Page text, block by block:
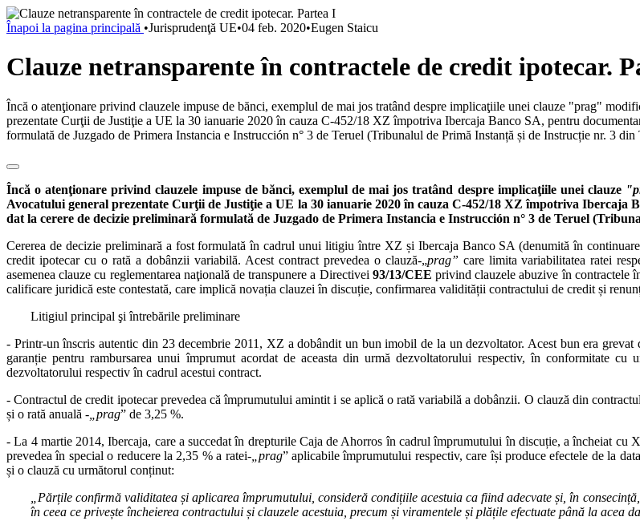
Înapoi la pagina principală •Jurisprudenţă UE•04 feb. 2020•Eugen Staicu
Clauze netransparente în contractele de credit ipotecar.
Încă o atenţionare privind clauzele impuse de bănci, exemplul de mai jos tratând despre implicaţiile unei clauze "prag"
prezentate Curţii de Justiţie a UE la 30 ianuarie 2020 în cauza C‑452/18 XZ împotriva Ibercaja Banco SA, pentru
formulată de Juzgado de Primera Instancia e Instrucción n° 3 de Teruel (Tribunalul de Primă Instanță și de Instrucție nr. 3 din
Încă o atenţionare privind clauzele impuse de bănci, exemplul de mai jos tratând despre implicaţiile unei clauze
Avocatului general prezentate Curţii de Justiţie a UE la 30 ianuarie 2020 în cauza C‑452/18 XZ împotriva
dat la cerere de decizie preliminară formulată de Juzgado de Primera Instancia e Instrucción n° 3 de Teruel
Cererea de decizie preliminară a fost formulată în cadrul unui litigiu între XZ și Ibercaja Banco SA (denumită în
credit ipotecar cu o rată a dobânzii variabilă. Acest contract prevedea o clauză‑„prag” care limita variabilitatea ratei
asemenea clauze cu reglementarea naţională de transpunere a Directivei 93/13/CEE privind clauzele abuzive în contractele
calificare juridică este contestată, care implică novația clauzei în discuție, confirmarea validității contractului de credit și
Litigiul principal şi întrebările preliminare
- Printr‑un înscris autentic din 23 decembrie 2011, XZ a dobândit un bun imobil de la un dezvoltator. Acest bun era
garanție pentru rambursarea unui împrumut acordat de aceasta din urmă dezvoltatorului respectiv, în conformitate
dezvoltatorului respectiv în cadrul acestui contract.
- Contractul de credit ipotecar prevedea că împrumutului amintit i se aplică o rată variabilă a dobânzii. O clauză din
și o rată anuală ‑ „prag” de 3,25 %.
- La 4 martie 2014, Ibercaja, care a succedat în drepturile Caja de Ahorros în cadrul împrumutului în discuție, a încheiat cu
prevedea în special o reducere la 2,35 % a ratei‑„prag” aplicabile împrumutului respectiv, care își produce efectele de la
și o clauză cu următorul conținut:
„Părțile confirmă validitatea și aplicarea împrumutului, consideră condițiile acestuia ca fiind adecvate și, în
în ceea ce privește încheierea contractului și clauzele acestuia, precum și viramentele și plățile efectuate până la acea